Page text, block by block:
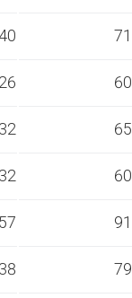
40 71
26 60
32 65
32 60
57 91
38 79